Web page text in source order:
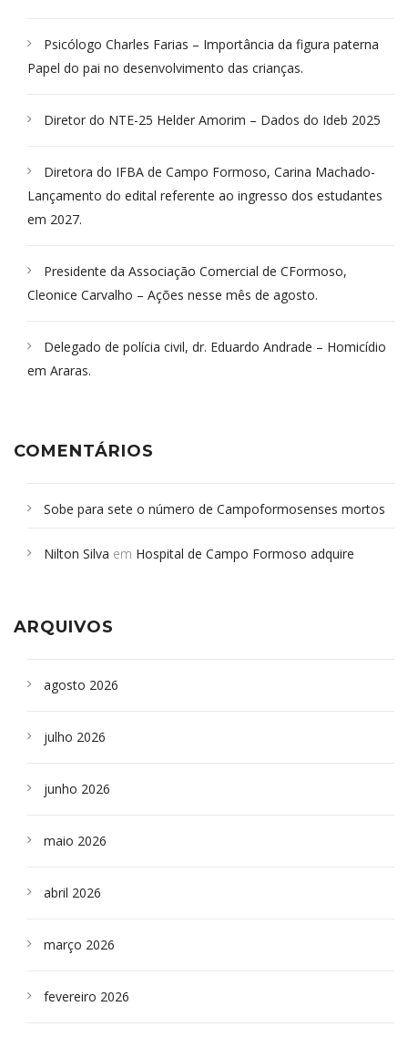
Psicólogo Charles Farias – Importância da figura paterna
Papel do pai no desenvolvimento das crianças.
Diretor do NTE-25 Helder Amorim – Dados do Ideb 2025
Diretora do IFBA de Campo Formoso, Carina Machado-
Lançamento do edital referente ao ingresso dos estudantes
em 2027.
Presidente da Associação Comercial de CFormoso,
Cleonice Carvalho – Ações nesse mês de agosto.
Delegado de polícia civil, dr. Eduardo Andrade – Homicídio
em Araras.
COMENTÁRIOS
Sobe para sete o número de Campoformosenses mortos
Campoformosenses que morreram em desabamentos são
Nilton Silva em Hospital de Campo Formoso adquire
ARQUIVOS
agosto 2026
julho 2026
junho 2026
maio 2026
abril 2026
março 2026
fevereiro 2026